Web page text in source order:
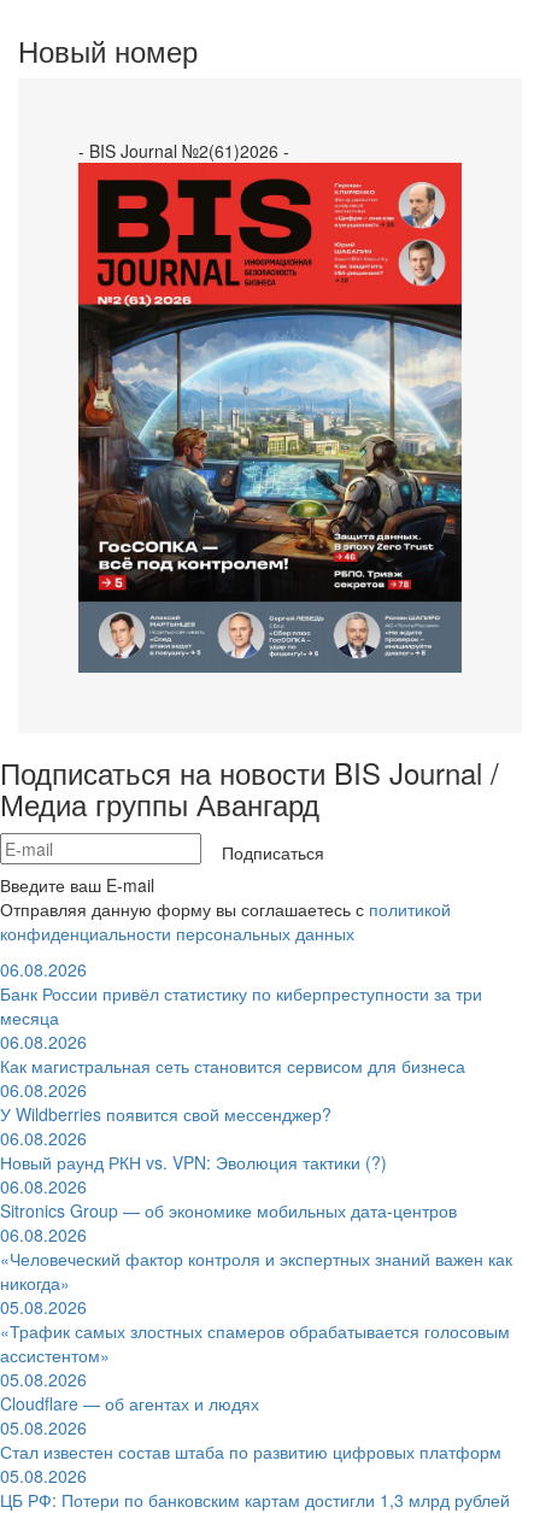
Новый номер
- BIS Journal №2(61)2026 -
Подписаться на новости BIS Journal /
Медиа группы Авангард
Подписаться
Введите ваш E-mail
Отправляя данную форму вы соглашаетесь с политикой
конфиденциальности персональных данных
06.08.2026
Банк России привёл статистику по киберпреступности за три
месяца
06.08.2026
Как магистральная сеть становится сервисом для бизнеса
06.08.2026
У Wildberries появится свой мессенджер?
06.08.2026
Новый раунд РКН vs. VPN: Эволюция тактики (?)
06.08.2026
Sitronics Group — об экономике мобильных дата-центров
06.08.2026
«Человеческий фактор контроля и экспертных знаний важен как
никогда»
05.08.2026
«Трафик самых злостных спамеров обрабатывается голосовым
ассистентом»
05.08.2026
Cloudflare — об агентах и людях
05.08.2026
Стал известен состав штаба по развитию цифровых платформ
05.08.2026
ЦБ РФ: Потери по банковским картам достигли 1,3 млрд рублей